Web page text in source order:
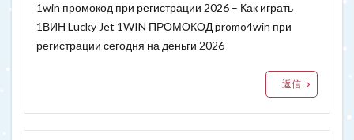
1win промокод при регистрации 2026 – Как играть
1ВИН Lucky Jet 1WIN ПРОМОКОД promo4win при
регистрации сегодня на деньги 2026
返信